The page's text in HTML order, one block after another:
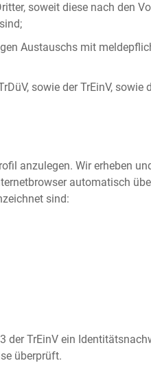
soweit diese nach den
Austauschs mit
sowie der TrEinV, sowie
anzulegen. Wir erheben
automatisch
sind:
der TrEinV ein
überprüft.